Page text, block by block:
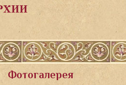
Фотогалерея